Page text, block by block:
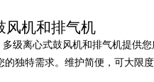
风机和排气机
级离心式鼓风机和排气机提供
独特需求。维护简便，可大限